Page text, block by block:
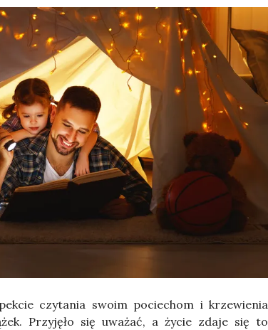
czy­ta­nia swo­im pocie­chom i krze­wie­nia
Przy­ję­ło się uwa­żać, a życie zda­je się to